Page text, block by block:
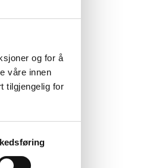
og for å
våre innen
tilgjengelig for
Han
var det
det var
lite høve til
øyeblikk og
Og de lå
på
på